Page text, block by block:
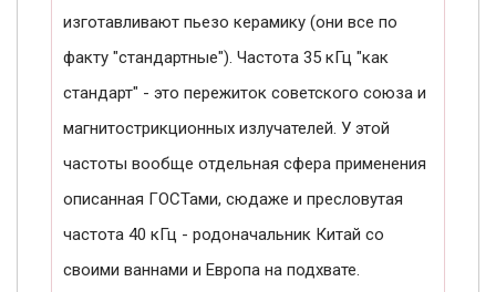
изготавливают пьезо керамику (они все по
факту "стандартные"). Частота 35 кГц "как
стандарт" - это пережиток советского союза и
магнитострикционных излучателей. У этой
частоты вообще отдельная сфера применения
описанная ГОСТами, сюдаже и пресловутая
частота 40 кГц - родоначальник Китай со
своими ваннами и Европа на подхвате.